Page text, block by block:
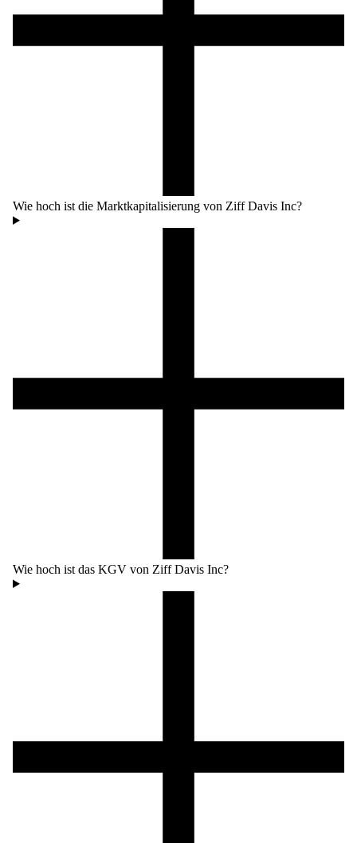
Wie hoch ist die Marktkapitalisierung von Ziff Davis Inc?
Wie hoch ist das KGV von Ziff Davis Inc?